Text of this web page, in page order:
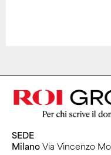
SEDE
MilanoVia Vincenzo